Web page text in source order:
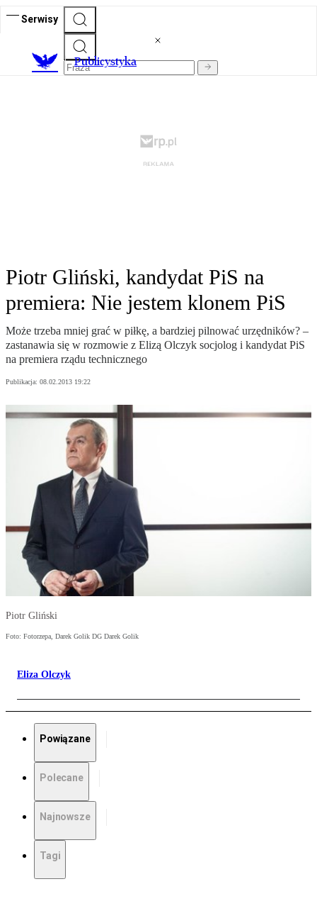
Serwisy
Publicystyka
Piotr Gliński, kandydat PiS na
premiera: Nie jestem klonem PiS
Może trzeba mniej grać w piłkę, a bardziej pilnować urzędników? –
zastanawia się w rozmowie z Elizą Olczyk socjolog i kandydat PiS
na premiera rządu technicznego
Publikacja: 08.02.2013 19:22
Piotr Gliński
Foto: Fotorzepa, Darek Golik DG Darek Golik
Eliza Olczyk
Powiązane
Polecane
Najnowsze
Tagi